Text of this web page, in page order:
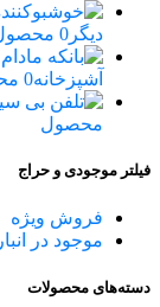
دیگر 0 محصول
آشپزخانه0 محصول
محصول
فیلتر موجودی و حراج
فروش ویژه
موجود در انبار
دسته‌های محصولات